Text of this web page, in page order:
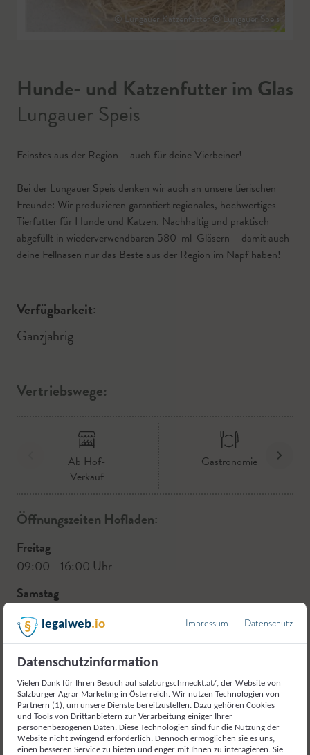
© Lungauer Katzenfutter © Lungauer Speis
Hunde- und Katzenfutter im Glas
Lungauer Speis
Feinstes aus der Region – auch für deine Vierbeiner!
Bei der Lungauer Speis denken wir auch an unsere tierischen
Freunde: Wir produzieren garantiert regionales, hochwertiges
Tierfutter für Hunde und Katzen. Nachhaltig und praktisch
abgefüllt in wiederverwendbaren 580-ml-Gläsern – damit auch
deine Fellnasen nur das Beste aus der Region im Napf haben!
Verfügbarkeit:
Ganzjährig
Vertriebswege:
Ab Hof-
Verkauf
Gastronomie
Öffnungszeiten Hofladen:
Freitag
09:00 - 16:00 Uhr
Samstag
Lungauer Landwirtschaftsgenossenschaft eGen
Preberstraße 7, 5580 Tamsweg
info@lungauerspeis.at |
www.lungauerspeis.at
Telefon:+43 664 8962193
legalweb.io Impressum Datenschutz
Datenschutzinformation
Vielen Dank für Ihren Besuch auf salzburgschmeckt.at/, der Website von
Salzburger Agrar Marketing in Österreich. Wir nutzen Technologien von
Partnern (1), um unsere Dienste bereitzustellen. Dazu gehören Cookies
und Tools von Drittanbietern zur Verarbeitung einiger Ihrer
personenbezogenen Daten. Diese Technologien sind für die Nutzung der
Website nicht zwingend erforderlich. Dennoch ermöglichen sie es uns,
einen besseren Service zu bieten und enger mit Ihnen zu interagieren. Sie